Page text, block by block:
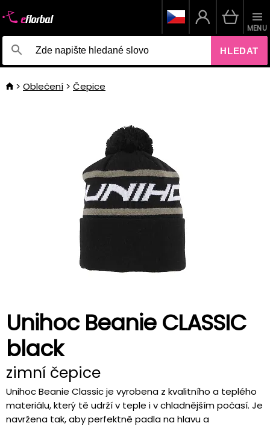
HLEDAT
MENU
Oblečení Čepice
Unihoc Beanie CLASSIC
black
zimní čepice
Unihoc Beanie Classic je vyrobena z kvalitního a teplého
materiálu, který tě udrží v teple i v chladnějším počasí. Je
navržena tak, aby perfektně padla na hlavu a